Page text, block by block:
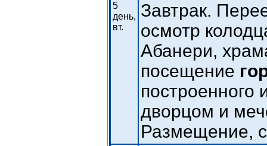
5
день,
вт.
Завтрак.
осмотр
Абанери,
посещение
построенного
дворцом и
Размещение,